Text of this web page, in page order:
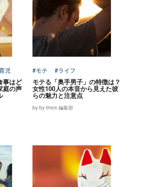
児
事はど
庭の声
#モテ #ライフ
モテる「奥手男子」の特徴は？
女性100人の本音から見えた彼
らの魅力と注意点
by by them 編集部